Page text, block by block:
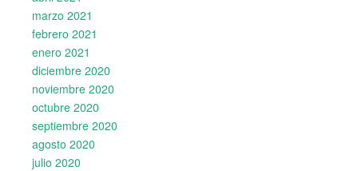
marzo 2021
febrero 2021
enero 2021
diciembre 2020
noviembre 2020
octubre 2020
septiembre 2020
agosto 2020
julio 2020